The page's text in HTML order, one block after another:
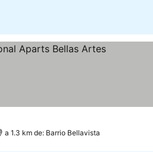
a 1.3 km de: Barrio Bellavista